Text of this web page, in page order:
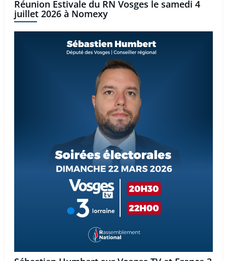
Réunion Estivale du RN Vosges le samedi 4
juillet 2026 à Nomexy